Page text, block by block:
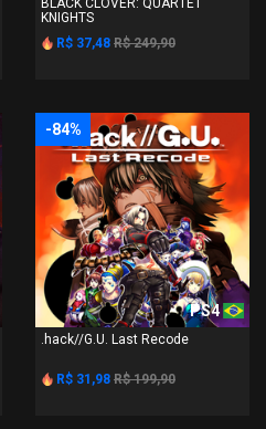
BLACK CLOVER: QUARTET
KNIGHTS
R$ 37,48 R$ 249,90
-84%
PS4
.hack//G.U. Last Recode
R$ 31,98 R$ 199,90